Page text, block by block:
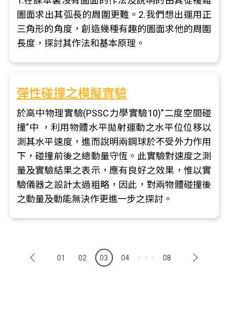
圖面求出其弧長的周圍更難。2.我們想出運用正
三角形的角度，創造幾種有趣的圖面求他的周圍
長度，探討其作法和基本原理。
彈性碰撞之模擬實驗
於高中物理實驗(PSSC力學實驗10)”二度空間碰
撞"中 ，利用物體水平拋射運動之水平位位移以
測其水平速度，進而說明兩鋼球於不受外力作用
下，碰撞前後之總動量守恆。此實驗對速度之測
量及實驗結果之表示，應有良好之效果，惟以實
驗儀器之設計太過粗略，因此，對兩物體碰撞後
之動量及動能無決作更進一步之探討。
01 02 03 04 08